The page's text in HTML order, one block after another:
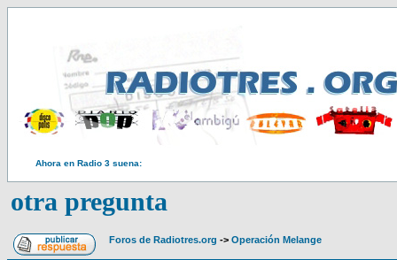
Ahora en Radio 3 suena:
otra pregunta
Foros de Radiotres.org -> Operación Melange